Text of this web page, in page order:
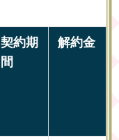
契約期
間
解約金